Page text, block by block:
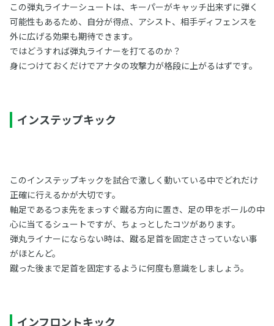
この弾丸ライナーシュートは、キーパーがキャッチ出来ずに弾く
可能性もあるため、自分が得点、アシスト、相手ディフェンスを
外に広げる効果も期待できます。
ではどうすれば弾丸ライナーを打てるのか？
身につけておくだけでアナタの攻撃力が格段に上がるはずです。
インステップキック
このインステップキックを試合で激しく動いている中でどれだけ
正確に行えるかが大切です。
軸足であるつま先をまっすぐ蹴る方向に置き、足の甲をボールの中
心に当てるシュートですが、ちょっとしたコツがあります。
弾丸ライナーにならない時は、蹴る足首を固定ささっていない事
がほとんど。
蹴った後まで足首を固定するように何度も意識をしましょう。
インフロントキック